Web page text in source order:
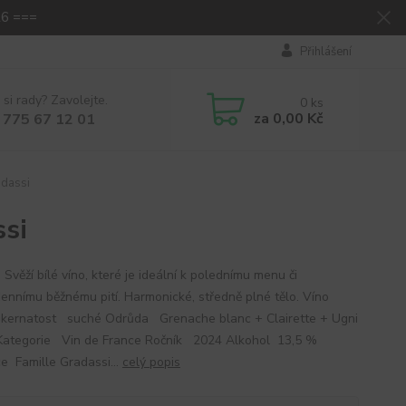
===
Přihlášení
si rady? Zavolejte.
775 67 12 01
0 ks
za 0,00 Kč
bílé víno, které je ideální k polednímu menu či
běžnému pití. Harmonické, středně plné tělo. Víno
suché Odrůda Grenache blanc + Clairette + Ugni
Vin de France Ročník 2024 Alkohol 13,5 %
Famille Gradassi... celý popis